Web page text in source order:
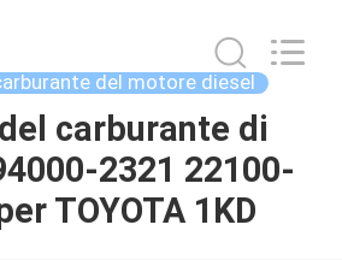
del motore diesel
carburante di
2321 22100-
TOYOTA 1KD